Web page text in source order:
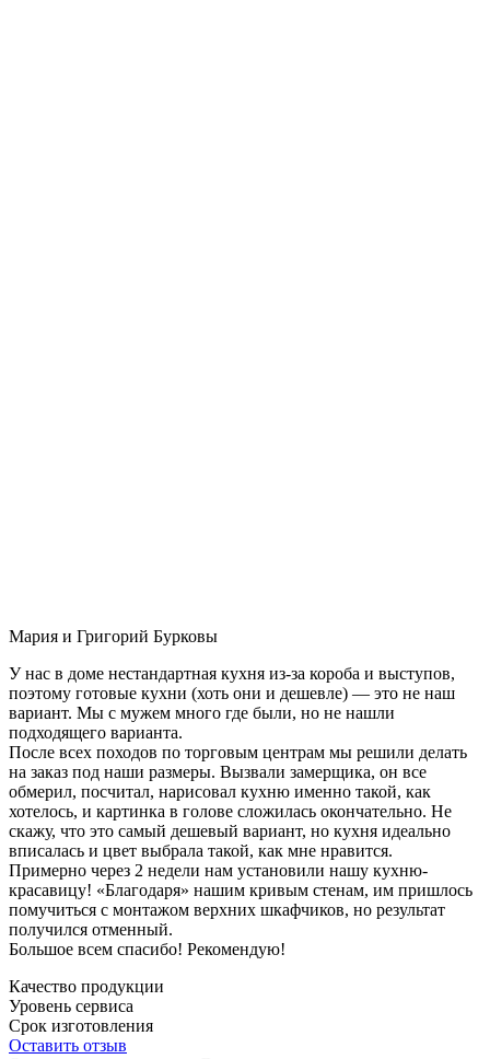
Мария и Григорий Бурковы
У нас в доме нестандартная кухня из-за короба и выступов,
поэтому готовые кухни (хоть они и дешевле) — это не наш
вариант. Мы с мужем много где были, но не нашли
подходящего варианта.
После всех походов по торговым центрам мы решили делать
на заказ под наши размеры. Вызвали замерщика, он все
обмерил, посчитал, нарисовал кухню именно такой, как
хотелось, и картинка в голове сложилась окончательно. Не
скажу, что это самый дешевый вариант, но кухня идеально
вписалась и цвет выбрала такой, как мне нравится.
Примерно через 2 недели нам установили нашу кухню-
красавицу! «Благодаря» нашим кривым стенам, им пришлось
помучиться с монтажом верхних шкафчиков, но результат
получился отменный.
Большое всем спасибо! Рекомендую!
Качество продукции
Уровень сервиса
Срок изготовления
Оставить отзыв